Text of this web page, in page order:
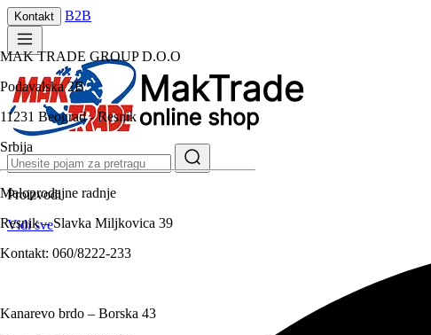
Kontakt
MAK TRADE GROUP D.O.O
Podavalska 2B
11231 Beograd - Resnik
Srbija
Maloprodajne radnje
Resnik – Slavka Miljkovica 39
Kontakt: 060/8222-233
Kanarevo brdo – Borska 43
B2B
Proizvodi
Vidi sve